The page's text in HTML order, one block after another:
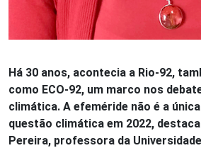
Há 30 anos, acontecia a Rio-92,
como ECO-92, um marco nos
climática. A efeméride não é a
questão climática em 2022,
Pereira, professora da